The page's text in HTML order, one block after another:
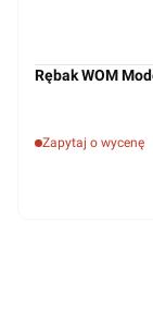
Rębak WOM
Zapytaj o wycenę